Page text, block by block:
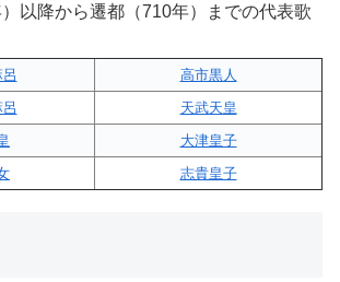
以降から遷都（710年）までの代表歌
高市黒人
天武天皇
大津皇子
志貴皇子